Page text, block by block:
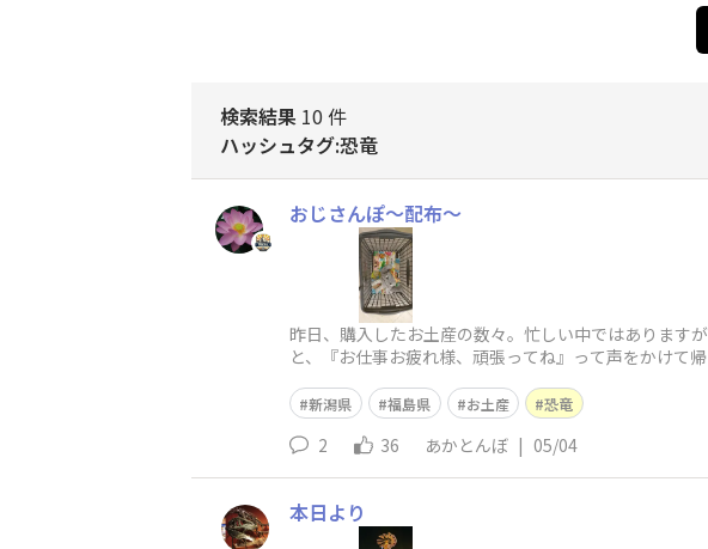
検索結果 10 件
ハッシュタグ:恐竜
おじさんぽ〜配布〜
昨日、購入したお土産の数々。忙しい中ではあります
と、『お仕事お疲れ様、頑張ってね』って声をかけて
新潟県 福島県 お土産 恐竜
2 36 あかとんぼ | 05/04
本日より